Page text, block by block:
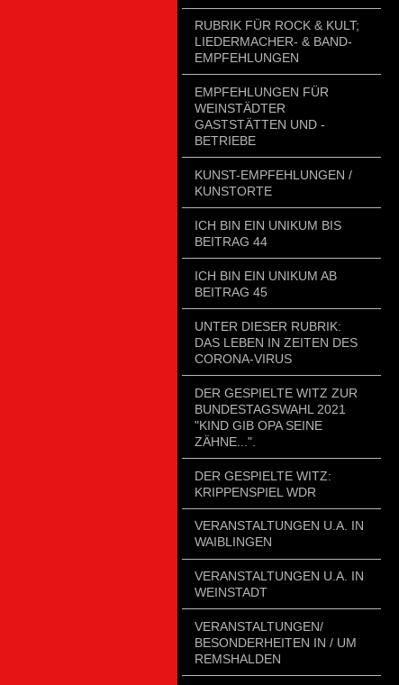
RUBRIK FÜR ROCK & KULT;
LIEDERMACHER- & BAND-
EMPFEHLUNGEN
EMPFEHLUNGEN FÜR
WEINSTÄDTER
GASTSTÄTTEN UND -
BETRIEBE
KUNST-EMPFEHLUNGEN /
KUNSTORTE
ICH BIN EIN UNIKUM BIS
BEITRAG 44
ICH BIN EIN UNIKUM AB
BEITRAG 45
UNTER DIESER RUBRIK:
DAS LEBEN IN ZEITEN DES
CORONA-VIRUS
DER GESPIELTE WITZ ZUR
BUNDESTAGSWAHL 2021
"KIND GIB OPA SEINE
ZÄHNE...".
DER GESPIELTE WITZ:
KRIPPENSPIEL WDR
VERANSTALTUNGEN U.A. IN
WAIBLINGEN
VERANSTALTUNGEN U.A. IN
WEINSTADT
VERANSTALTUNGEN/
BESONDERHEITEN IN / UM
REMSHALDEN